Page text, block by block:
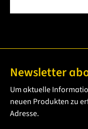
Newsletter
Um aktuelle
neuen Produkten zu
Adresse.